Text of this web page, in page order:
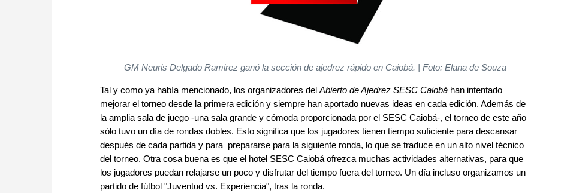
GM Neuris Delgado Ramirez ganó la sección de ajedrez rápido en Caiobá. | Foto: Elana de Souza
Tal y como ya había mencionado, los organizadores del Abierto de Ajedrez SESC Caiobá han intentado
mejorar el torneo desde la primera edición y siempre han aportado nuevas ideas en cada edición. Además de
la amplia sala de juego -una sala grande y cómoda proporcionada por el SESC Caiobá-, el torneo de este año
sólo tuvo un día de rondas dobles. Esto significa que los jugadores tienen tiempo suficiente para descansar
después de cada partida y para prepararse para la siguiente ronda, lo que se traduce en un alto nivel técnico
del torneo. Otra cosa buena es que el hotel SESC Caiobá ofrezca muchas actividades alternativas, para que
los jugadores puedan relajarse un poco y disfrutar del tiempo fuera del torneo. Un día incluso organizamos un
partido de fútbol "Juventud vs. Experiencia", tras la ronda.